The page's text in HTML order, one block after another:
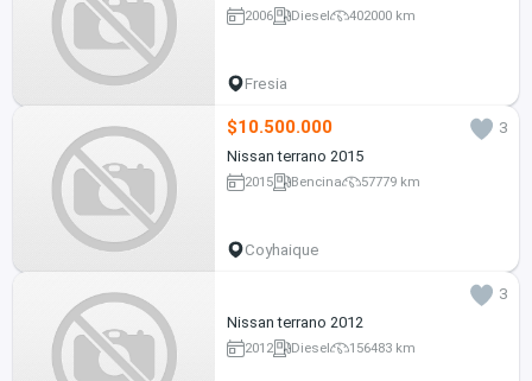
2006 Diesel 402000 km
Fresia
$10.500.000
3
Nissan terrano 2015
2015 Bencina 57779 km
Coyhaique
3
Nissan terrano 2012
2012 Diesel 156483 km